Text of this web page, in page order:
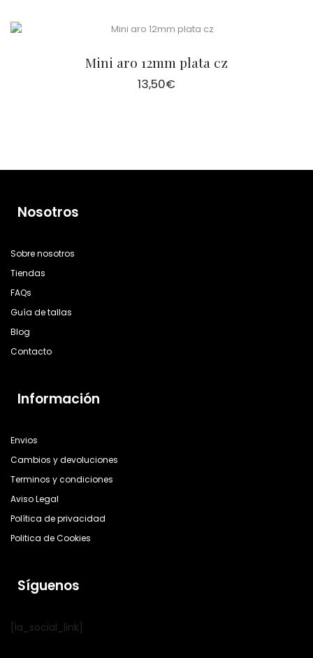
Mini aro 12mm plata cz
13,50€
Nosotros
Sobre nosotros
Tiendas
FAQs
Guía de tallas
Blog
Contacto
Información
Envios
Cambios y devoluciones
Terminos y condiciones
Aviso Legal
Política de privacidad
Politica de Cookies
Síguenos
[la_social_link]